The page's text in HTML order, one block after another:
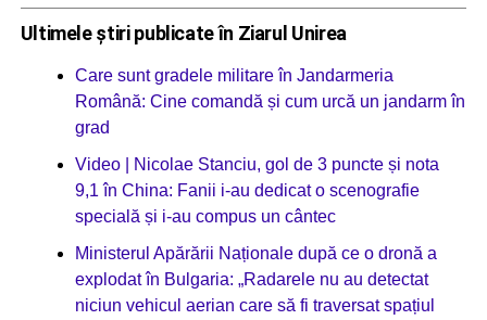
Ultimele știri publicate în Ziarul Unirea
Care sunt gradele militare în Jandarmeria
Română: Cine comandă și cum urcă un jandarm în
grad
Video | Nicolae Stanciu, gol de 3 puncte și nota
9,1 în China: Fanii i-au dedicat o scenografie
specială și i-au compus un cântec
Ministerul Apărării Naționale după ce o dronă a
explodat în Bulgaria: „Radarele nu au detectat
niciun vehicul aerian care să fi traversat spațiul